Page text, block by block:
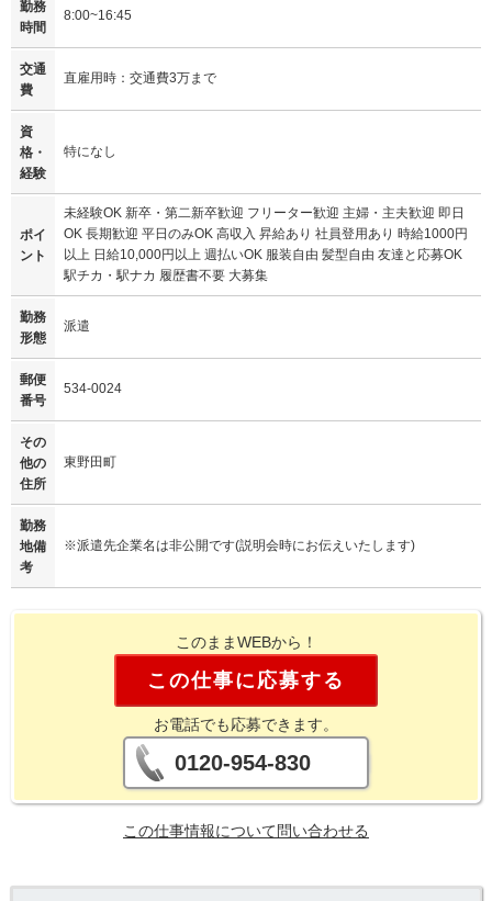
勤務
時間
8:00~16:45
交通
費
直雇用時：交通費3万まで
資
格・
経験
特になし
ポイ
ント
未経験OK 新卒・第二新卒歓迎 フリーター歓迎 主婦・主夫歓迎 即日
OK 長期歓迎 平日のみOK 高収入 昇給あり 社員登用あり 時給1000円
以上 日給10,000円以上 週払いOK 服装自由 髪型自由 友達と応募OK
駅チカ・駅ナカ 履歴書不要 大募集
勤務
形態
派遣
郵便
番号
534-0024
その
他の
住所
東野田町
勤務
地備
考
※派遣先企業名は非公開です(説明会時にお伝えいたします)
このままWEBから！
この仕事に応募する
お電話でも応募できます。
0120-954-830
この仕事情報について問い合わせる